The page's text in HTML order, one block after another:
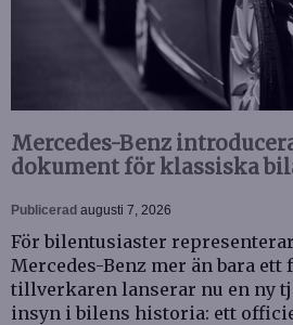
Mercedes-Benz
dokument för klassiska
Publicerad augusti 7, 2026
För bilentusiaster
Mercedes-Benz mer än bara ett
tillverkaren lanserar nu en ny
insyn i bilens historia: ett